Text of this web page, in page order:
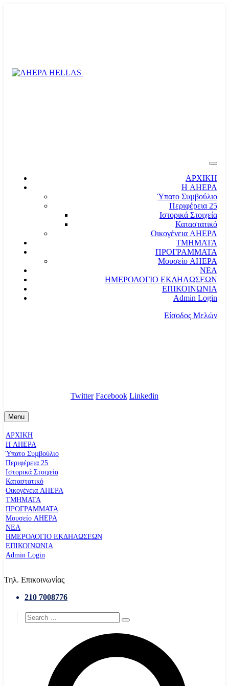
ΑΡΧΙΚΗ
Η AHEPA
Ύπατο Συµβούλιο
Περιφέρεια 25
Ιστορικά Στοιχεία
Καταστατικό
Οικογένεια AHEPA
ΤΜΗΜΑΤΑ
ΠΡΟΓΡΑΜΜΑΤΑ
Μουσείο AHEPA
ΝΕΑ
ΗΜΕΡΟΛΟΓΙΟ ΕΚΔΗΛΩΣΕΩΝ
ΕΠΙΚΟΙΝΩΝΙΑ
Admin Login
Είσοδος Μελών
Twitter Facebook Linkedin
Menu
ΑΡΧΙΚΗ
Η AHEPA
Ύπατο Συµβούλιο
Περιφέρεια 25
Ιστορικά Στοιχεία
Καταστατικό
Οικογένεια AHEPA
ΤΜΗΜΑΤΑ
ΠΡΟΓΡΑΜΜΑΤΑ
Μουσείο AHEPA
ΝΕΑ
ΗΜΕΡΟΛΟΓΙΟ ΕΚΔΗΛΩΣΕΩΝ
ΕΠΙΚΟΙΝΩΝΙΑ
Admin Login
Τηλ. Επικοινωνίας
210 7008776